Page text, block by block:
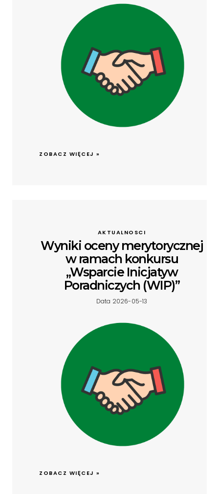
ZOBACZ WIĘCEJ »
AKTUALNOSCI
Wyniki oceny merytorycznej
w ramach konkursu
„Wsparcie Inicjatyw
Poradniczych (WIP)”
Data 2026-05-13
ZOBACZ WIĘCEJ »